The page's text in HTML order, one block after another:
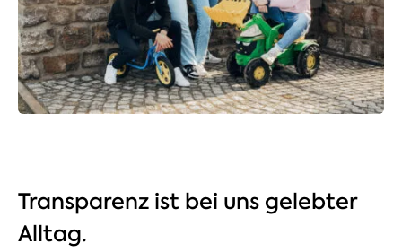
Transparenz ist bei uns gelebter
Alltag.